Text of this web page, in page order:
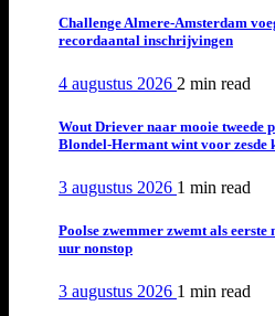
Challenge Almere-Amsterdam
recordaantal inschrijvingen
4 augustus 2026 2 min read
Wout Driever naar mooie tweede
Blondel-Hermant wint voor zesde
3 augustus 2026 1 min read
Poolse zwemmer zwemt als
uur nonstop
3 augustus 2026 1 min read